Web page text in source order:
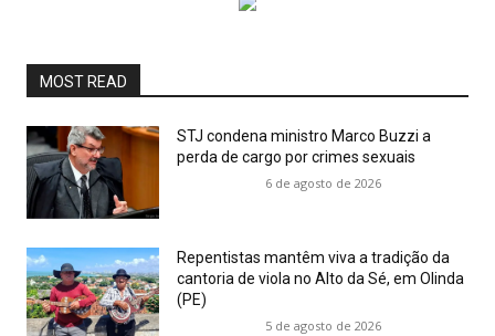
MOST READ
STJ condena ministro Marco Buzzi a
perda de cargo por crimes sexuais
6 de agosto de 2026
Repentistas mantêm viva a tradição da
cantoria de viola no Alto da Sé, em Olinda
(PE)
5 de agosto de 2026